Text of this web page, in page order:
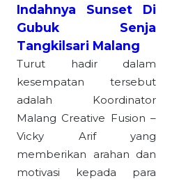
Indahnya Sunset Di
Gubuk Senja
Tangkilsari Malang
Turut hadir dalam
kesempatan tersebut
adalah Koordinator
Malang Creative Fusion –
Vicky Arif yang
memberikan arahan dan
motivasi kepada para